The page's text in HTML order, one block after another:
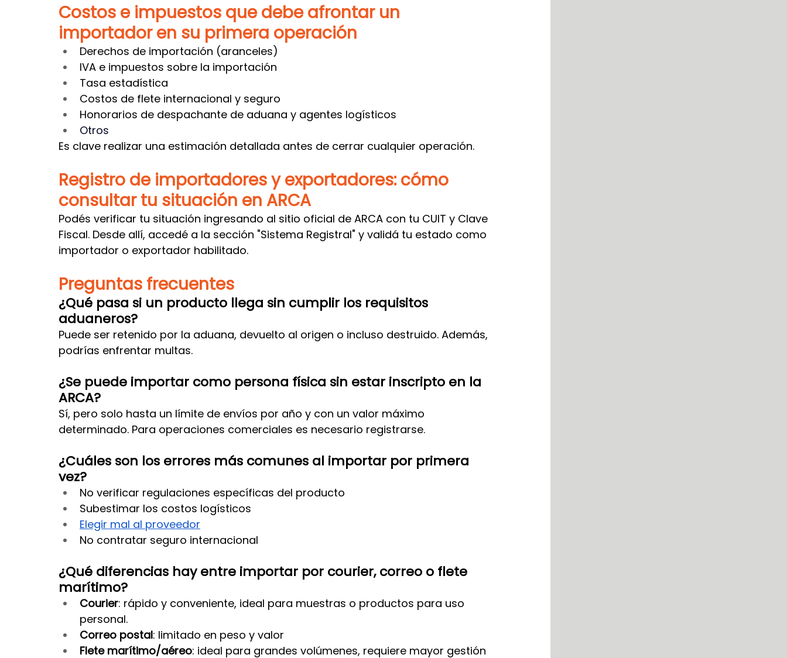
Costos e impuestos que debe afrontar un
importador en su primera operación
Derechos de importación (aranceles)
IVA e impuestos sobre la importación
Tasa estadística
Costos de flete internacional y seguro
Honorarios de despachante de aduana y agentes logísticos
Otros
Es clave realizar una estimación detallada antes de cerrar cualquier operación.
Registro de importadores y exportadores: cómo
consultar tu situación en ARCA
Podés verificar tu situación ingresando al sitio oficial de ARCA con tu CUIT y Clave
Fiscal. Desde allí, accedé a la sección "Sistema Registral" y validá tu estado como
importador o exportador habilitado.
Preguntas frecuentes
¿Qué pasa si un producto llega sin cumplir los requisitos
aduaneros?
Puede ser retenido por la aduana, devuelto al origen o incluso destruido. Además,
podrías enfrentar multas.
¿Se puede importar como persona física sin estar inscripto en la
ARCA?
Sí, pero solo hasta un límite de envíos por año y con un valor máximo
determinado. Para operaciones comerciales es necesario registrarse.
¿Cuáles son los errores más comunes al importar por primera
vez?
No verificar regulaciones específicas del producto
Subestimar los costos logísticos
Elegir mal al proveedor
No contratar seguro internacional
¿Qué diferencias hay entre importar por courier, correo o flete
marítimo?
Courier: rápido y conveniente, ideal para muestras o productos para uso
personal.
Correo postal: limitado en peso y valor
Flete marítimo/aéreo: ideal para grandes volúmenes, requiere mayor gestión